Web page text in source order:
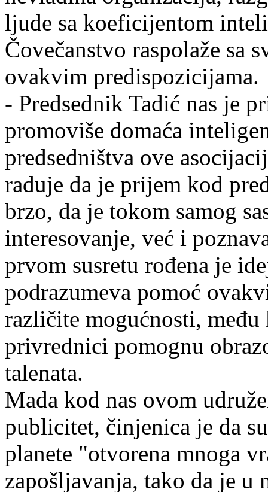
ljude sa koeficijentom
Čovečanstvo raspolaže sa
ovakvim predispozicijama.
- Predsednik Tadić nas je
promoviše domaća
predsedništva ove
raduje da je prijem kod
brzo, da je tokom samog
interesovanje, već i
prvom susretu rođena je
podrazumeva pomoć
različite mogućnosti,
privrednici pomognu
talenata.
Mada kod nas ovom
publicitet, činjenica je da
planete "otvorena mnoga
zapošljavanja, tako da je u